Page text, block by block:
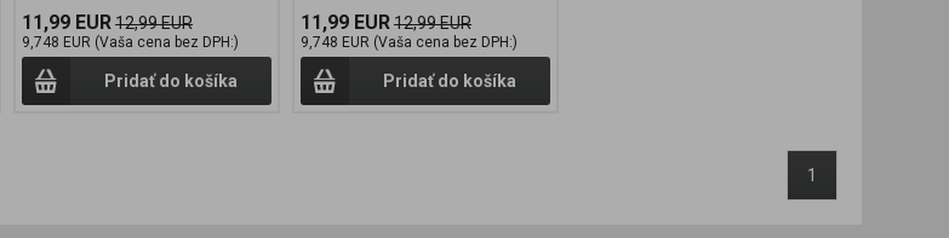
11,99 EUR12,99 EUR
9,748 EUR (Vaša cena bez DPH:)
Pridať do košíka
11,99 EUR12,99 EUR
9,748 EUR (Vaša cena bez DPH:)
Pridať do košíka
1